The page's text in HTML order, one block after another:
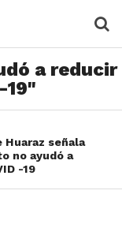
a reducir
19"
señala
no ayudó a
-19